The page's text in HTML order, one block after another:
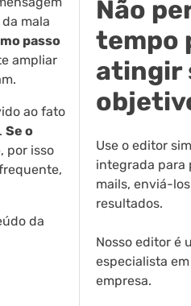
mala
passo
ampliar
ao fato
Se o
, por isso
da
Não
tempo
atingir
Use o editor
integrada para
mails, enviá-
resultados.
Nosso editor é
especialista
empresa.